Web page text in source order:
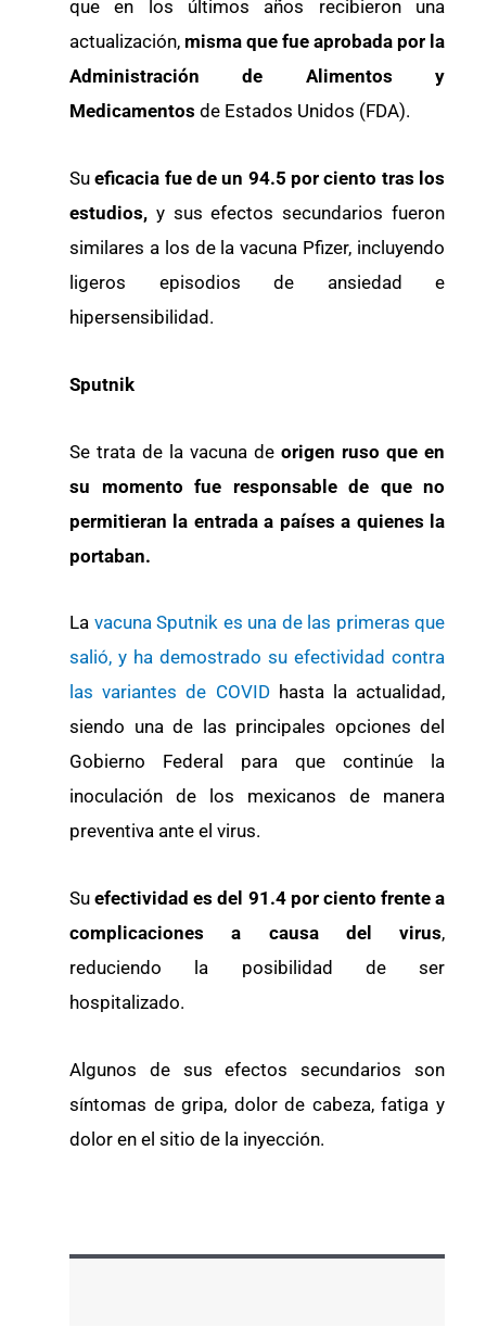
que en los últimos años recibieron una
actualización, misma que fue aprobada por la
Administración de Alimentos y
Medicamentos de Estados Unidos (FDA).
Sueficacia fue de un 94.5 por ciento tras los
estudios, y sus efectos secundarios fueron
similares a los de la vacuna Pfizer, incluyendo
ligeros episodios de ansiedad e
hipersensibilidad.
Sputnik
Se trata de la vacuna de origen ruso que en
su momento fue responsable de que no
permitieran la entrada a países a quienes la
portaban.
La vacuna Sputnik es una de las primeras que
salió, y ha demostrado su efectividad contra
las variantes de COVIDhasta la actualidad,
siendo una de las principales opciones del
Gobierno Federal para que continúe la
inoculación de los mexicanos de manera
preventiva ante el virus.
Su efectividad es del 91.4 por ciento frente a
complicaciones a causa del virus,
reduciendo la posibilidad de ser
hospitalizado.
Algunos de sus efectos secundarios son
síntomas de gripa, dolor de cabeza, fatiga y
dolor en el sitio de la inyección.